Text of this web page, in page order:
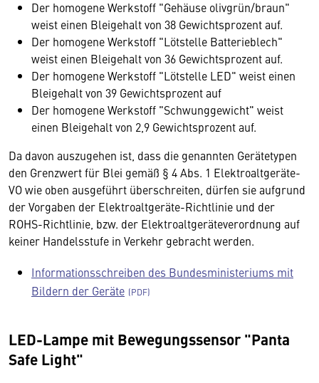
Der homogene Werkstoff "Gehäuse olivgrün/braun"
weist einen Bleigehalt von 38 Gewichtsprozent auf.
Der homogene Werkstoff "Lötstelle Batterieblech"
weist einen Bleigehalt von 36 Gewichtsprozent auf.
Der homogene Werkstoff "Lötstelle LED" weist einen
Bleigehalt von 39 Gewichtsprozent auf
Der homogene Werkstoff "Schwunggewicht" weist
einen Bleigehalt von 2,9 Gewichtsprozent auf.
Da davon auszugehen ist, dass die genannten Gerätetypen
den Grenzwert für Blei gemäß § 4 Abs. 1 Elektroaltgeräte-
VO wie oben ausgeführt überschreiten, dürfen sie aufgrund
der Vorgaben der Elektroaltgeräte-Richtlinie und der
ROHS-Richtlinie, bzw. der Elektroaltgeräteverordnung auf
keiner Handelsstufe in Verkehr gebracht werden.
Informationsschreiben des Bundesministeriums mit
Bildern der Geräte
LED-Lampe mit Bewegungssensor "Panta
Safe Light"